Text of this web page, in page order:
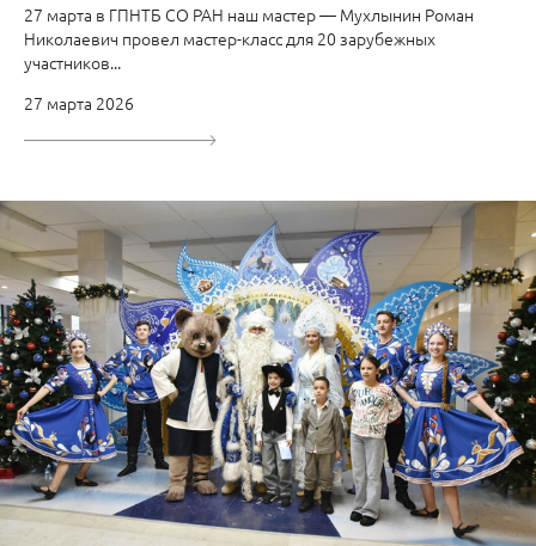
27 марта в ГПНТБ СО РАН наш мастер — Мухлынин Роман
Николаевич провел мастер-класс для 20 зарубежных
участников...
27 марта 2026